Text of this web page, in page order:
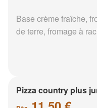
Base crème fraîche,
de terre, fromage à
Pizza country plus